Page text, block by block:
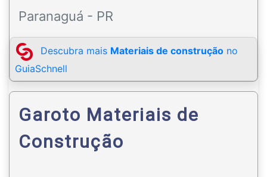
Paranaguá - PR
Descubra mais Materiais de construção no
GuiaSchnell
Garoto Materiais de
Construção